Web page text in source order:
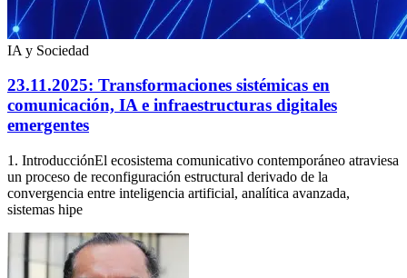
IA y Sociedad
23.11.2025: Transformaciones sistémicas en
comunicación, IA e infraestructuras digitales
emergentes
1. IntroducciónEl ecosistema comunicativo contemporáneo atraviesa
un proceso de reconfiguración estructural derivado de la
convergencia entre inteligencia artificial, analítica avanzada,
sistemas hipe